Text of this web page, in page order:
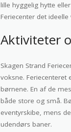
lille hyggelig hytte
Feriecenter det
Aktiviteter
Skagen Strand
voksne.
børnene. En af de
både store og små.
eventyrskibe, mens
udendørs baner.